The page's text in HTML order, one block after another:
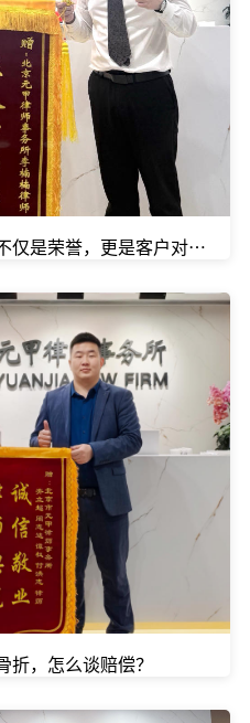
仅是荣誉，更是客户对我们口
折，怎么谈赔偿？